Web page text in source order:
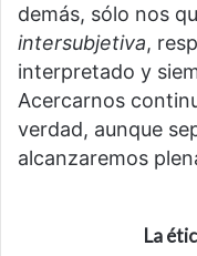
demás, sólo nos
intersubjetiva,
interpretado y
Acercarnos
verdad, aunque
alcanzaremos
La